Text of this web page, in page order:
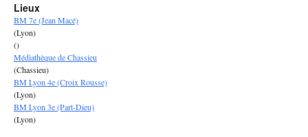
Lieux
BM 7e (Jean Macé)
(Lyon)
()
Médiathèque de Chassieu
(Chassieu)
BM Lyon 4e (Croix Rousse)
(Lyon)
BM Lyon 3e (Part-Dieu)
(Lyon)